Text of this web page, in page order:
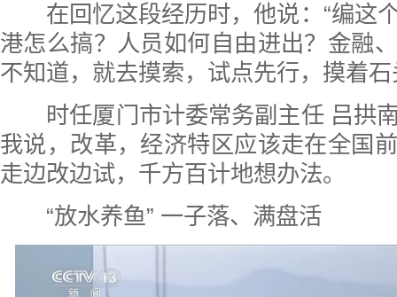
在回忆这段经历时，他说：“编这
港怎么搞？人员如何自由进出？金融
不知道，就去摸索，试点先行，摸着石
时任厦门市计委常务副主任 吕拱
我说，改革，经济特区应该走在全国
走边改边试，千方百计地想办法。
“放水养鱼” 一子落、满盘活